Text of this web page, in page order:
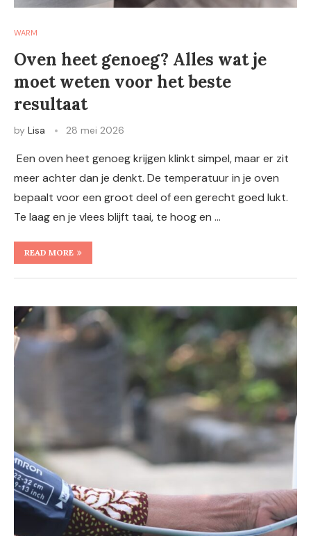
WARM
Oven heet genoeg? Alles wat je
moet weten voor het beste
resultaat
by Lisa 28 mei 2026
Een oven heet genoeg krijgen klinkt simpel, maar er zit
meer achter dan je denkt. De temperatuur in je oven
bepaalt voor een groot deel of een gerecht goed lukt.
Te laag en je vlees blijft taai, te hoog en …
READ MORE